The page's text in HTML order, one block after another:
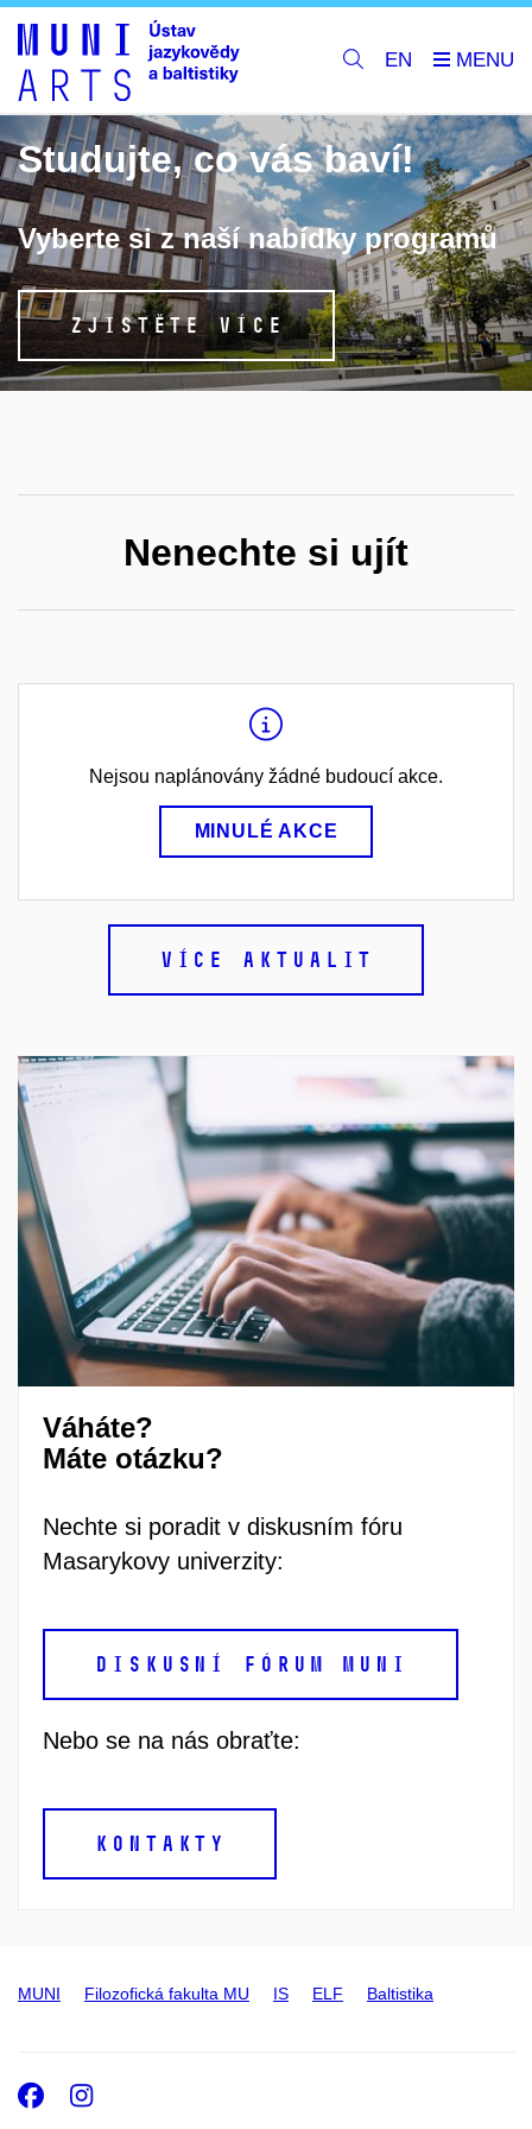
EN
Studujte, co vás baví!
Vyberte si z naší nabídky programů
ZJISTĚTE VÍCE
Nenechte si ujít
Nejsou naplánovány žádné budoucí akce.
MINULÉ AKCE
VÍCE AKTUALIT
Váháte?
Máte otázku?
Nechte si poradit v diskusním fóru
Masarykovy univerzity:
DISKUSNÍ FÓRUM MUNI
Nebo se na nás obraťte:
KONTAKTY
MUNI Filozofická fakulta MU IS ELF Baltistika
Facebook
Instagram